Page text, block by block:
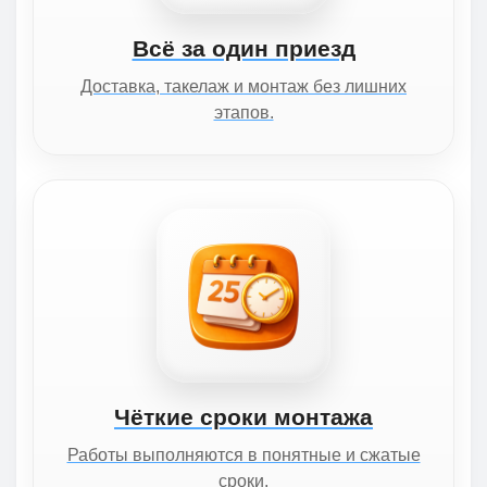
Всё за один приезд
Доставка, такелаж и монтаж без лишних
этапов.
Чёткие сроки монтажа
Работы выполняются в понятные и сжатые
сроки.